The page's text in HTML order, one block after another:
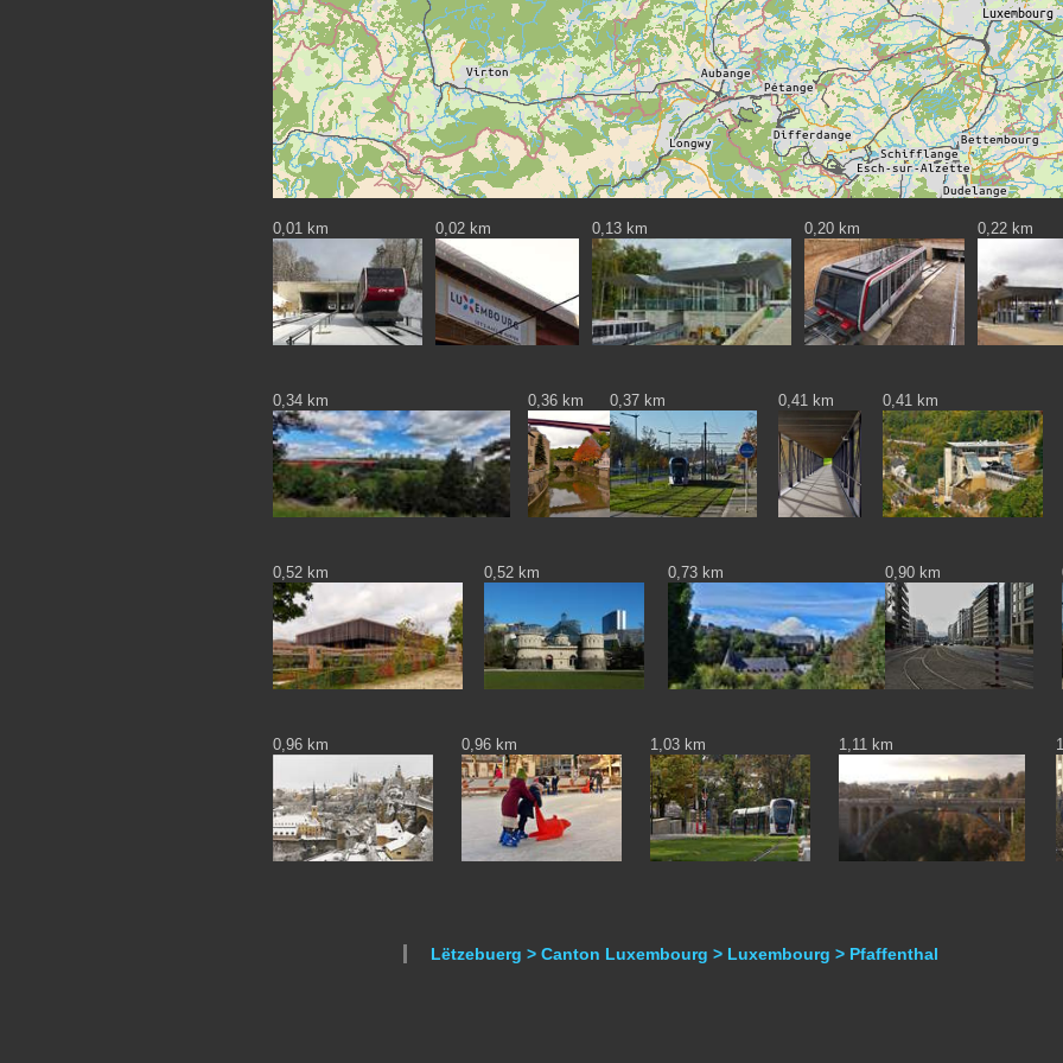
0,01 km 0,02 km 0,13 km 0,20 km 0,22 km
0,34 km 0,36 km 0,37 km 0,41 km 0,41 km
0,52 km 0,52 km 0,73 km 0,90 km
0,96 km 0,96 km 1,03 km 1,11 km
Lëtzebuerg > Canton Luxembourg > Luxembourg > Pfaffenthal